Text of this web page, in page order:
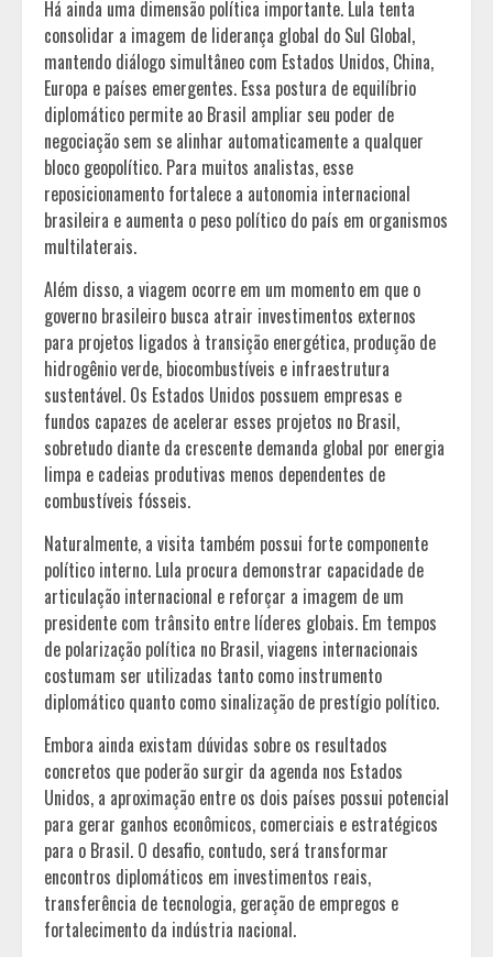
Há ainda uma dimensão política importante. Lula tenta
consolidar a imagem de liderança global do Sul Global,
mantendo diálogo simultâneo com Estados Unidos, China,
Europa e países emergentes. Essa postura de equilíbrio
diplomático permite ao Brasil ampliar seu poder de
negociação sem se alinhar automaticamente a qualquer
bloco geopolítico. Para muitos analistas, esse
reposicionamento fortalece a autonomia internacional
brasileira e aumenta o peso político do país em organismos
multilaterais.
Além disso, a viagem ocorre em um momento em que o
governo brasileiro busca atrair investimentos externos
para projetos ligados à transição energética, produção de
hidrogênio verde, biocombustíveis e infraestrutura
sustentável. Os Estados Unidos possuem empresas e
fundos capazes de acelerar esses projetos no Brasil,
sobretudo diante da crescente demanda global por energia
limpa e cadeias produtivas menos dependentes de
combustíveis fósseis.
Naturalmente, a visita também possui forte componente
político interno. Lula procura demonstrar capacidade de
articulação internacional e reforçar a imagem de um
presidente com trânsito entre líderes globais. Em tempos
de polarização política no Brasil, viagens internacionais
costumam ser utilizadas tanto como instrumento
diplomático quanto como sinalização de prestígio político.
Embora ainda existam dúvidas sobre os resultados
concretos que poderão surgir da agenda nos Estados
Unidos, a aproximação entre os dois países possui potencial
para gerar ganhos econômicos, comerciais e estratégicos
para o Brasil. O desafio, contudo, será transformar
encontros diplomáticos em investimentos reais,
transferência de tecnologia, geração de empregos e
fortalecimento da indústria nacional.